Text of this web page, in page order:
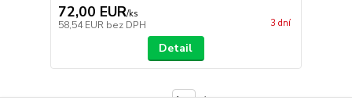
72,00 EUR/ks
58,54 EUR bez DPH 3 dní
Detail
strana z 1